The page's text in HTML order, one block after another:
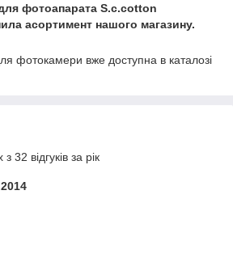
фотоапарата S.c.cotton
асортимент нашого магазину.
фотокамери вже доступна в каталозі
32 відгуків за рік